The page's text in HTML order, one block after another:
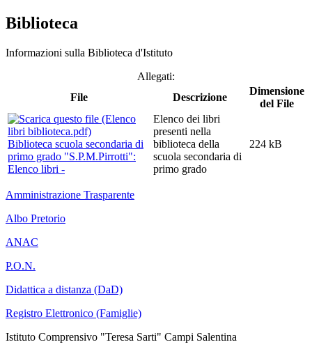
Biblioteca
Informazioni sulla Biblioteca d'Istituto
Allegati:
File
Descrizione
Dimensione
del File
Biblioteca scuola secondaria di
primo grado "S.P.M.Pirrotti":
Elenco libri -
Elenco dei libri
presenti nella
biblioteca della
scuola secondaria di
primo grado
224 kB
Amministrazione Trasparente
Albo Pretorio
ANAC
P.O.N.
Didattica a distanza (DaD)
Registro Elettronico (Famiglie)
Istituto Comprensivo "Teresa Sarti" Campi Salentina